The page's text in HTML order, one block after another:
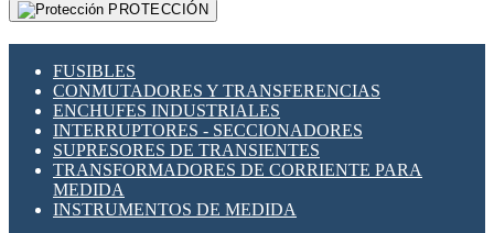
PROTECCIÓN
FUSIBLES
CONMUTADORES Y TRANSFERENCIAS
ENCHUFES INDUSTRIALES
INTERRUPTORES - SECCIONADORES
SUPRESORES DE TRANSIENTES
TRANSFORMADORES DE CORRIENTE PARA
MEDIDA
INSTRUMENTOS DE MEDIDA